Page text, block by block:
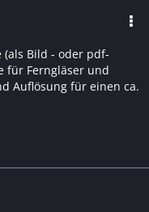
Bild - oder pdf-
für Ferngläser und
Auflösung für einen ca.